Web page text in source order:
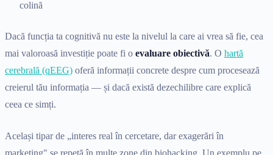
colină
Dacă funcția ta cognitivă nu este la nivelul la care ai vrea să fie, cea
mai valoroasă investiție poate fi o evaluare obiectivă. O hartă
cerebrală (qEEG) oferă informații concrete despre cum procesează
creierul tău informația — și dacă există dezechilibre care explică
ceea ce simți.
Același tipar de „interes real în cercetare, dar exagerări în
marketing" se repetă în multe zone din biohacking. Un exemplu pe